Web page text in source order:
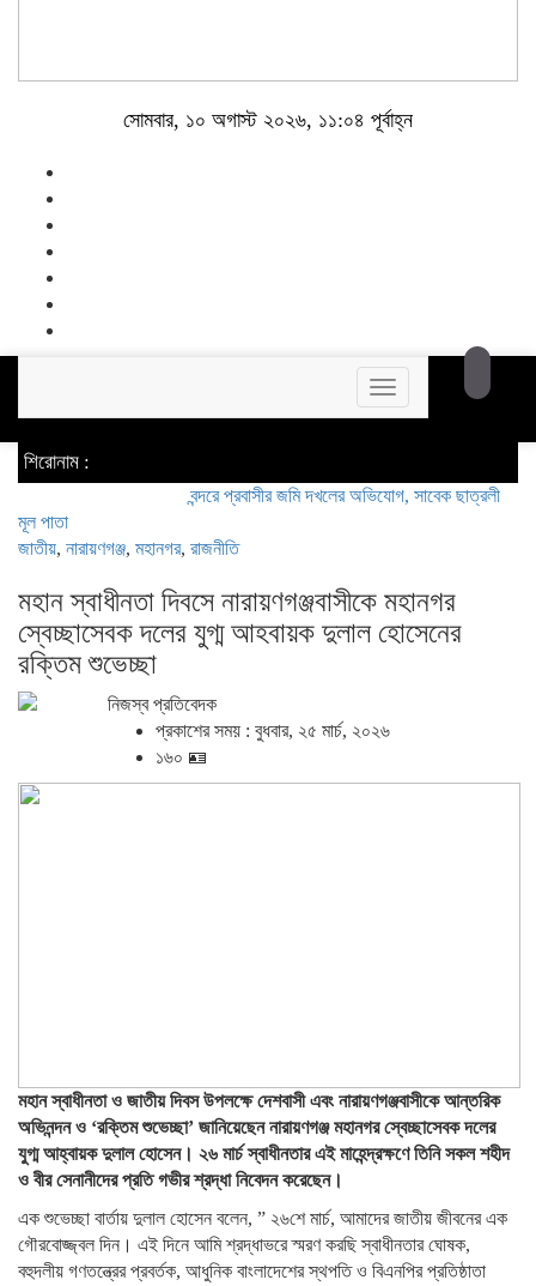
সোমবার, ১০ অগাস্ট ২০২৬, ১১:০৪ পূর্বাহ্ন
Toggle
navigation
শিরোনাম :
বন্দরে প্রবাসীর জমি দখলের অভিযোগ, সাবেক ছাত্রলীগ নেতা
মূল পাতা
জাতীয়, নারায়ণগঞ্জ, মহানগর, রাজনীতি
মহান স্বাধীনতা দিবসে নারায়ণগঞ্জবাসীকে মহানগর
স্বেচ্ছাসেবক দলের যুগ্ম আহবায়ক দুলাল হোসেনের
রক্তিম শুভেচ্ছা
নিজস্ব প্রতিবেদক
প্রকাশের সময় : বুধবার, ২৫ মার্চ, ২০২৬
১৬০ 🪪
মহান স্বাধীনতা ও জাতীয় দিবস উপলক্ষে দেশবাসী এবং নারায়ণগঞ্জবাসীকে আন্তরিক
অভিনন্দন ও ‘রক্তিম শুভেচ্ছা’ জানিয়েছেন নারায়ণগঞ্জ মহানগর স্বেচ্ছাসেবক দলের
যুগ্ম আহ্বায়ক দুলাল হোসেন। ২৬ মার্চ স্বাধীনতার এই মাহেন্দ্রক্ষণে তিনি সকল শহীদ
ও বীর সেনানীদের প্রতি গভীর শ্রদ্ধা নিবেদন করেছেন।
এক শুভেচ্ছা বার্তায় দুলাল হোসেন বলেন, ” ২৬শে মার্চ, আমাদের জাতীয় জীবনের এক
গৌরবোজ্জ্বল দিন। এই দিনে আমি শ্রদ্ধাভরে স্মরণ করছি স্বাধীনতার ঘোষক,
বহুদলীয় গণতন্ত্রের প্রবর্তক, আধুনিক বাংলাদেশের স্থপতি ও বিএনপির প্রতিষ্ঠাতা